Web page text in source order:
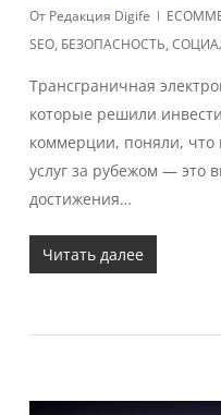
От Редакция Digife
SEO, БЕЗОПАСНОСТЬ,
Трансграничная
которые решили
коммерции, поняли, что
услуг за рубежом — это
достижения…
Читать далее